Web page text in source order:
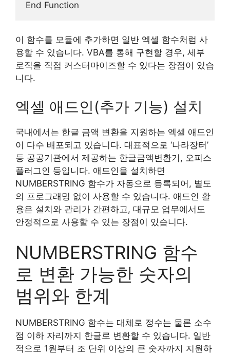
이 함수를 모듈에 추가하면 일반 엑셀 함수처럼 사
용할 수 있습니다. VBA를 통해 구현할 경우, 세부
로직을 직접 커스터마이즈할 수 있다는 장점이 있습
니다.
엑셀 애드인(추가 기능) 설치
국내에서는 한글 금액 변환을 지원하는 엑셀 애드인
이 다수 배포되고 있습니다. 대표적으로 ‘나라장터’
등 공공기관에서 제공하는 한글금액변환기, 오피스
플러그인 등입니다. 애드인을 설치하면
NUMBERSTRING 함수가 자동으로 등록되어, 별도
의 프로그래밍 없이 사용할 수 있습니다. 애드인 활
용은 설치와 관리가 간편하고, 대규모 업무에서도
안정적으로 사용할 수 있는 장점이 있습니다.
NUMBERSTRING 함수
로 변환 가능한 숫자의
범위와 한계
NUMBERSTRING 함수는 대체로 정수는 물론 소수
점 이하 자리까지 한글로 변환할 수 있습니다. 일반
적으로 1원부터 조 단위 이상의 큰 숫자까지 지원하